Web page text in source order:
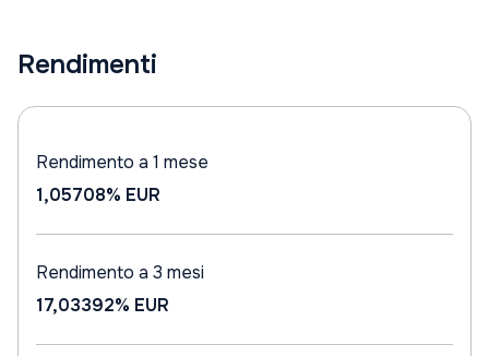
Rendimenti
Rendimento a 1 mese
1,05708% EUR
Rendimento a 3 mesi
17,03392% EUR